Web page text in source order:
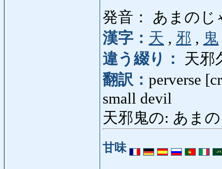
発音： あまのじ
漢字： 天 , 邪 , 鬼
違う綴り：
天邪
翻訳： perverse
small devil
天邪鬼の: あまの
甘味